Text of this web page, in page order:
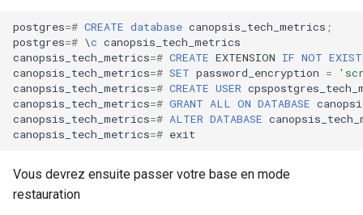
postgres=# CREATE database canopsis_tech_metrics ;
postgres=# \c canopsis_tech_metrics
canopsis_tech_metrics=# CREATE EXTENSION IF NOT
canopsis_tech_metrics=# SET password_encryption =
canopsis_tech_metrics=# CREATE USER
canopsis_tech_metrics=# GRANT ALL ON DATABASE
canopsis_tech_metrics=# ALTER DATABASE
canopsis_tech_metrics=# exit
Vous devrez ensuite passer votre base en mode
restauration